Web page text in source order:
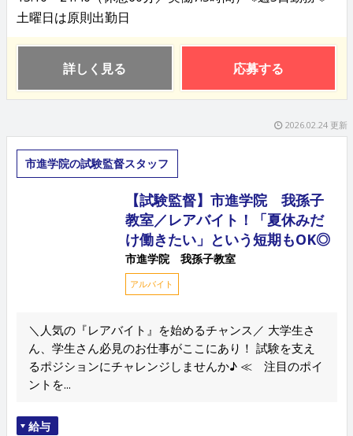
土曜日は原則出勤日
詳しく見る 応募する
2026.02.24 更新
市進学院の試験監督スタッフ
【試験監督】市進学院 我孫子
教室／レアバイト！「夏休みだ
け働きたい」という短期もOK◎
市進学院 我孫子教室
アルバイト
＼人気の『レアバイト』を始めるチャンス／ 大学生さ
ん、学生さん必見のお仕事がここにあり！ 試験を支え
るポジションにチャレンジしませんか♪ ≪ 注目のポイ
ントを...
給与